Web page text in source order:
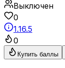
Выключен
0
1.16.5
0
Купить баллы